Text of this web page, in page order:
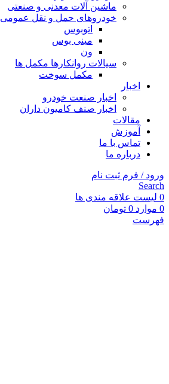
ماشین آلات معدنی و صنعتی
خودروهای حمل و نقل عمومی
اتوبوس
مینی بوس
ون
سیالات روانکارها مکمل ها
مکمل سوخت
اخبار
اخبار صنعت خودرو
اخبار صنف کامیون داران
مقالات
آموزش
تماس با ما
درباره ما
ورود / فرم ثبت نام
Search
0 لیست علاقه مندی ها
0 موارد 0 تومان
فهرست